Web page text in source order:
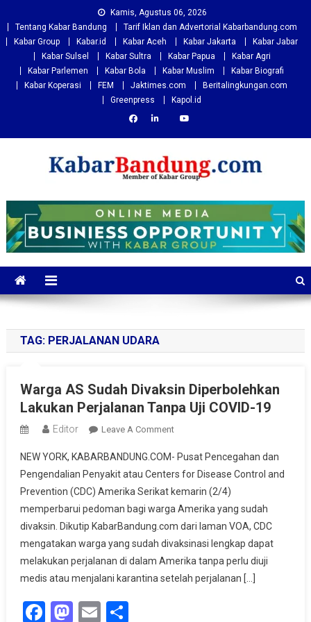
to
content
Kamis, Agustus 06, 2026
Tentang Kabar Bandung
Tarif Iklan dan Advertorial Kabarbandung.com
Kabar Group
Kabar.id Kabar Aceh Kabar Jakarta
Kabar Jabar
Kabar Sulsel
Kabar Sultra Kabar Papua
Kabar Agri
Kabar Parlemen
Kabar Bola Kabar Muslim
Kabar Biografi
Kabar Koperasi
FEM Jaktimes.com
Beritalingkungan.com
Greenpress
Kapol.id
Kabarbandung.com
TAG: PERJALANAN UDARA
Warga AS Sudah Divaksin Diperbolehkan
Lakukan Perjalanan Tanpa Uji COVID-19
Editor Leave A CommentOn
AS
Sudah
Divaksin
Diperbolehkan
Lakukan
Perjalanan
Tanpa
Uji
NEW YORK, KABARBANDUNG.COM- Pusat Pencegahan dan
Pengendalian Penyakit atau Centers for Disease Control and
Prevention (CDC) Amerika Serikat kemarin (2/4)
memperbarui pedoman bagi warga Amerika yang sudah
divaksin. Dikutip KabarBandung.com dari laman VOA, CDC
mengatakan warga yang sudah divaksinasi lengkap dapat
melakukan perjalanan di dalam Amerika tanpa perlu diuji
medis atau menjalani karantina setelah perjalanan […]
Facebook
Mastodon
EmailShare